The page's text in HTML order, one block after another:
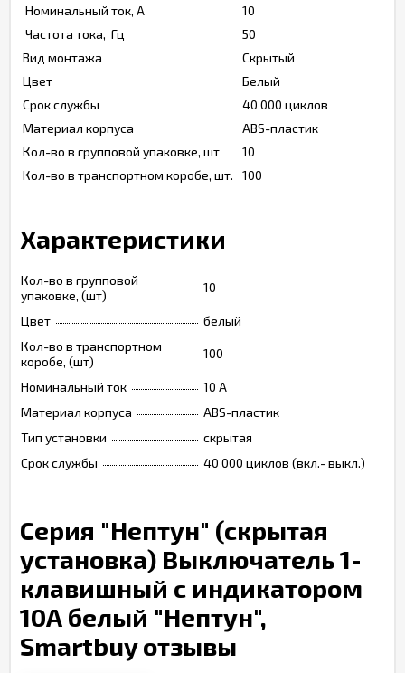
Номинальный ток, А
10
Частота тока, Гц
50
Вид монтажа
Скрытый
Цвет
Белый
Срок службы
40 000 циклов
Материал корпуса
ABS-пластик
Кол-во в групповой упаковке, шт
10
Кол-во в транспортном коробе, шт.
100
Характеристики
Кол-во в групповой
упаковке, (шт)
10
Цвет
белый
Кол-во в транспортном
коробе, (шт)
100
Номинальный ток
10 A
Материал корпуса
ABS-пластик
Тип установки
скрытая
Срок службы
40 000 циклов (вкл.- выкл.)
Серия "Нептун" (скрытая
установка) Выключатель 1-
клавишный с индикатором
10А белый "Нептун",
Smartbuy отзывы